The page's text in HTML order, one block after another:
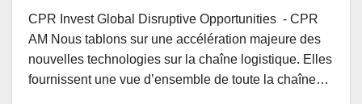
CPR Invest Global Disruptive Opportunities - CPR
AM Nous tablons sur une accélération majeure des
nouvelles technologies sur la chaîne logistique. Elles
fournissent une vue d’ensemble de toute la chaîne…